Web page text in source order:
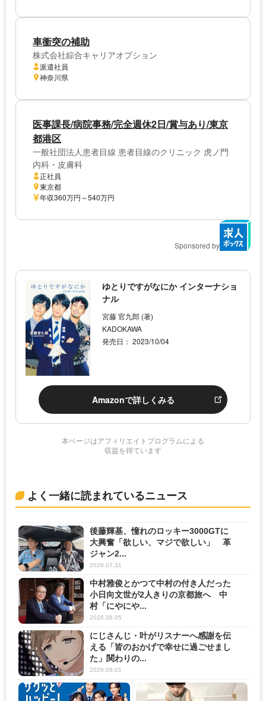
車衝突の補助
株式会社綜合キャリアオプション
派遣社員
神奈川県
医事課長/病院事務/完全週休2日/賞与あり/東京
都港区
一般社団法人患者目線 患者目線のクリニック 虎ノ門
内科・皮膚科
正社員
東京都
年収360万円～540万円
Sponsored by
ゆとりですがなにか インターナショ
ナル
宮藤 官九郎 (著)
KADOKAWA
発売日： 2023/10/04
Amazonで詳しくみる
本ページはアフィリエイトプログラムによる
収益を得ています
よく一緒に読まれているニュース
後藤輝基、憧れのロッキー3000GTに
大興奮「欲しい、マジで欲しい」 革
ジャン2...
2026.07.31
中村雅俊とかつて中村の付き人だった
小日向文世が2人きりの京都旅へ 中
村「にやにや...
2026.08.05
にじさんじ・叶がリスナーへ感謝を伝
える「皆のおかげで幸せに過ごせまし
た」関わりの...
2026.08.01